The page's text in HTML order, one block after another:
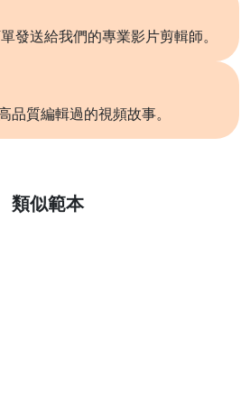
發送給我們的專業影片剪輯師。
質編輯過的視頻故事。
類似範本
了解更多